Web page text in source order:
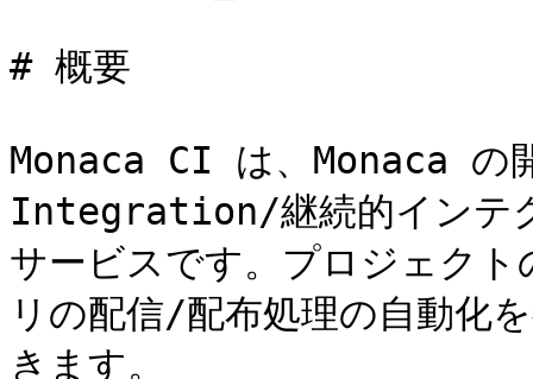
# 概要
Monaca CI は、Monaca
Integration/継続的インテ
サービスです。プロジェク
リの配信/配布処理の自動化
きます。